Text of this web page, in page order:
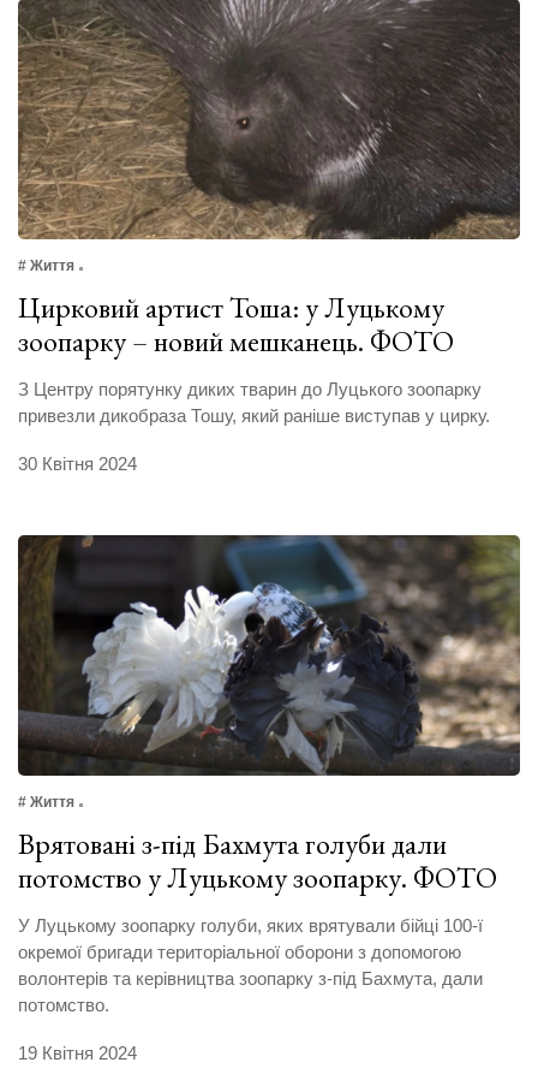
# Життя
Цирковий артист Тоша: у Луцькому
зоопарку – новий мешканець. ФОТО
З Центру порятунку диких тварин до Луцького зоопарку
привезли дикобраза Тошу, який раніше виступав у цирку.
30 Квітня 2024
# Життя
Врятовані з-під Бахмута голуби дали
потомство у Луцькому зоопарку. ФОТО
У Луцькому зоопарку голуби, яких врятували бійці 100-ї
окремої бригади територіальної оборони з допомогою
волонтерів та керівництва зоопарку з-під Бахмута, дали
потомство.
19 Квітня 2024